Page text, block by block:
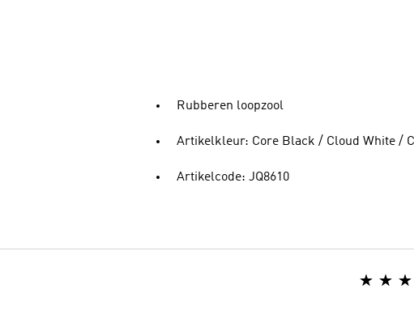
Rubberen loopzool
Artikelkleur: Core Black / Cloud White /
Artikelcode: JQ8610